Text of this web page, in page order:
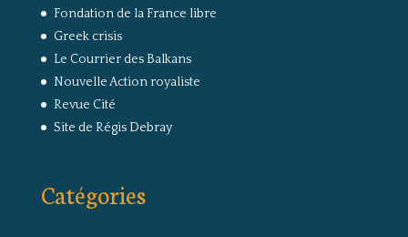
Fondation de la France libre
Greek crisis
Le Courrier des Balkans
Nouvelle Action royaliste
Revue Cité
Site de Régis Debray
Catégories